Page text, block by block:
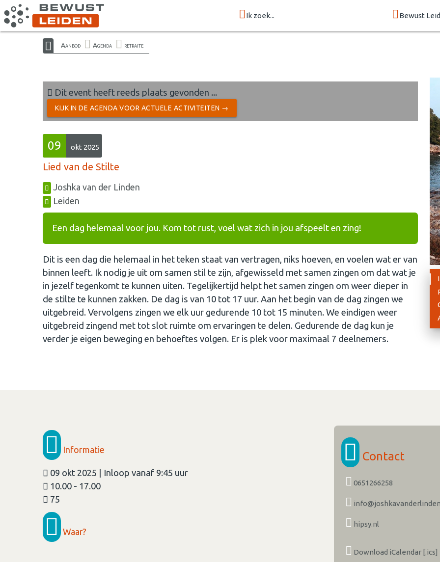
Ik zoek... Bewust
Aanbod Agenda retraite
Dit event heeft reeds plaats gevonden ...
KIJK IN DE AGENDA VOOR ACTUELE ACTIVITEITEN →
09 okt 2025
Lied van de Stilte
Joshka van der Linden
Leiden
Een dag helemaal voor jou. Kom tot rust, voel wat zich in jou afspeelt en zing!
Dit is een dag die helemaal in het teken staat van vertragen, niks hoeven, en voelen wat er van
binnen leeft. Ik nodig je uit om samen stil te zijn, afgewisseld met samen zingen om dat wat je
in jezelf tegenkomt te kunnen uiten. Tegelijkertijd helpt het samen zingen om weer dieper in
de stilte te kunnen zakken. De dag is van 10 tot 17 uur. Aan het begin van de dag zingen we
uitgebreid. Vervolgens zingen we elk uur gedurende 10 tot 15 minuten. We eindigen weer
uitgebreid zingend met tot slot ruimte om ervaringen te delen. Gedurende de dag kun je
verder je eigen beweging en behoeftes volgen. Er is plek voor maximaal 7 deelnemers.
Informatie
09 okt 2025 | Inloop vanaf 9:45 uur
10.00 - 17.00
75
Waar?
Contact
0651266258
hipsy.nl
Download iCalendar [.ics]